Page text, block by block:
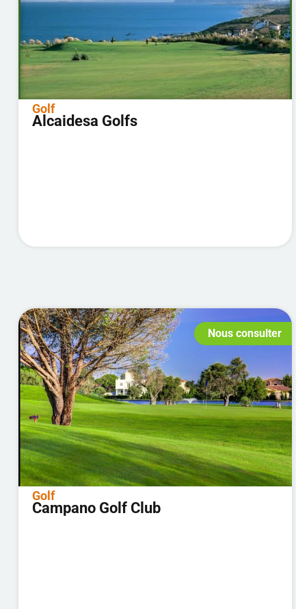
Golf
Alcaidesa Golfs
Nous consulter
Golf
Campano Golf Club